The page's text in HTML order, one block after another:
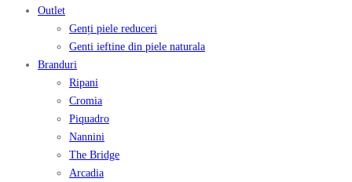
Outlet
Genți piele reduceri
Genti ieftine din piele naturala
Branduri
Ripani
Cromia
Piquadro
Nannini
The Bridge
Arcadia